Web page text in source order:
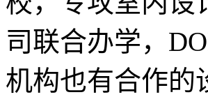
司联合办学，
机构也有合作的